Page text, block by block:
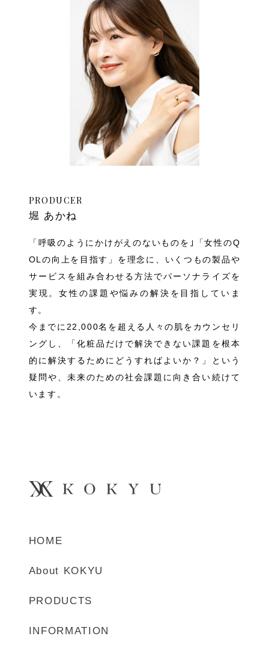
PRODUCER
堀 あかね
「呼吸のようにかけがえのないものを｣「女性のQ
OLの向上を目指す」を理念に、いくつもの製品や
サービスを組み合わせる方法でパーソナライズを
実現。女性の課題や悩みの解決を目指していま
す。
今までに22,000名を超える人々の肌をカウンセリ
ングし、「化粧品だけで解決できない課題を根本
的に解決するためにどうすればよいか？」という
疑問や、未来のための社会課題に向き合い続けて
います。
HOME
About KOKYU
PRODUCTS
INFORMATION